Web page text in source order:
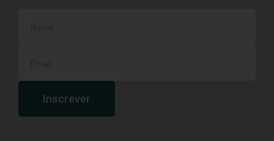
Inscrever